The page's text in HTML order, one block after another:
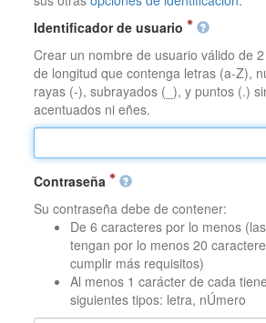
Identificador de usuario
Crear un nombre de usuario válido de
de longitud que contenga letras (a-Z),
rayas (-), subrayados (_), y puntos (.)
acentuados ni eñes.
Contraseña
Su contraseña debe de contener:
De 6 caracteres por lo menos
tengan por lo menos 20
cumplir más requisitos)
Al menos 1 carácter de cada
siguientes tipos: letra, nÚmero